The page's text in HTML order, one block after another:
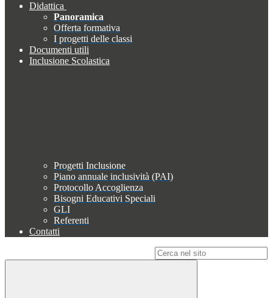
Didattica
Panoramica
Offerta formativa
I progetti delle classi
Documenti utili
Inclusione Scolastica
Progetti Inclusione
Piano annuale inclusività (PAI)
Protocollo Accoglienza
Bisogni Educativi Speciali
GLI
Referenti
Contatti